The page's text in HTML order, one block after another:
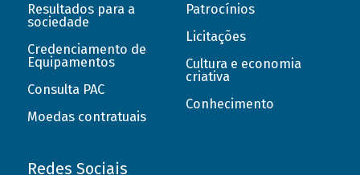
Resultados para a
sociedade
Credenciamento de
Equipamentos
Consulta PAC
Moedas contratuais
Patrocínios
Licitações
Cultura e economia
criativa
Conhecimento
Redes Sociais